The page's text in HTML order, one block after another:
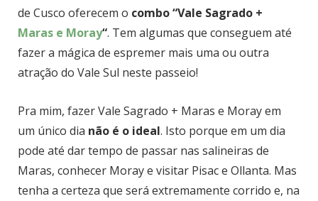
de Cusco oferecem o combo “Vale Sagrado +
Maras e Moray“. Tem algumas que conseguem até
fazer a mágica de espremer mais uma ou outra
atração do Vale Sul neste passeio!
Pra mim, fazer Vale Sagrado + Maras e Moray em
um único dia não é o ideal. Isto porque em um dia
pode até dar tempo de passar nas salineiras de
Maras, conhecer Moray e visitar Pisac e Ollanta. Mas
tenha a certeza que será extremamente corrido e, na